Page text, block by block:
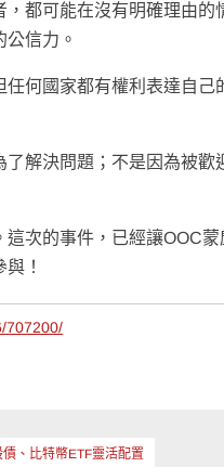
都可能在沒有明確理由
信力。
何國家都有權利表達自
解決問題；不是因為被
次的事件，已經讓OOC
！
707200/
、比特幣ETF靈活配置